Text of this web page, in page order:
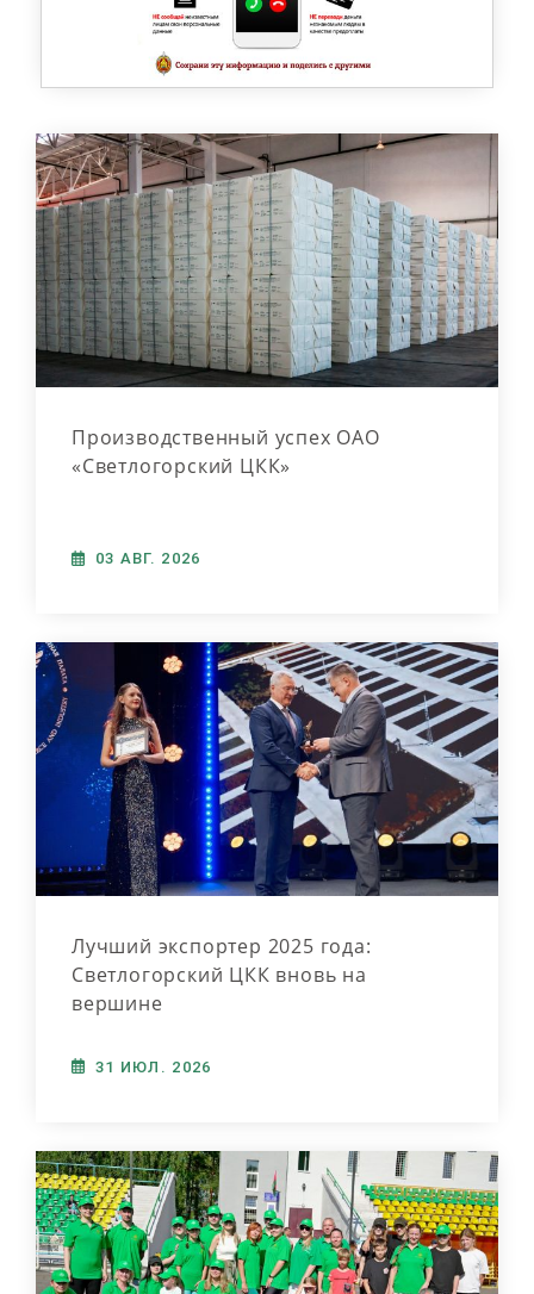
Производственный успех ОАО
«Светлогорский ЦКК»
03 АВГ. 2026
Лучший экспортер 2025 года:
Светлогорский ЦКК вновь на
вершине
31 ИЮЛ. 2026